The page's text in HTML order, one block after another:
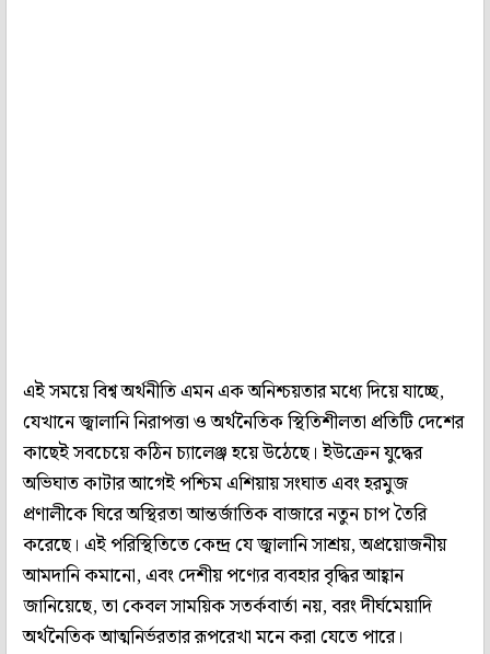
এই সময়ে বিশ্ব অর্থনীতি এমন এক অনিশ্চয়তার মধ্যে দিয়ে যাচ্ছে,
যেখানে জ্বালানি নিরাপত্তা ও অর্থনৈতিক স্থিতিশীলতা প্রতিটি দেশের
কাছেই সবচেয়ে কঠিন চ্যালেঞ্জ হয়ে উঠেছে। ইউক্রেন যুদ্ধের
অভিঘাত কাটার আগেই পশ্চিম এশিয়ায় সংঘাত এবং হরমুজ
প্রণালীকে ঘিরে অস্থিরতা আন্তর্জাতিক বাজারে নতুন চাপ তৈরি
করেছে। এই পরিস্থিতিতে কেন্দ্র যে জ্বালানি সাশ্রয়, অপ্রয়োজনীয়
আমদানি কমানো, এবং দেশীয় পণ্যের ব্যবহার বৃদ্ধির আহ্বান
জানিয়েছে, তা কেবল সাময়িক সতর্কবার্তা নয়, বরং দীর্ঘমেয়াদি
অর্থনৈতিক আত্মনির্ভরতার রূপরেখা মনে করা যেতে পারে।